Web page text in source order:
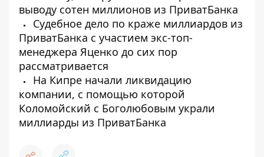
выводу сотен миллионов из ПриватБанка
Судебное дело по краже миллиардов из
ПриватБанка с участием экс-топ-
менеджера Яценко до сих пор
рассматривается
На Кипре начали ликвидацию
компании, с помощью которой
Коломойский с Боголюбовым украли
миллиарды из ПриватБанка